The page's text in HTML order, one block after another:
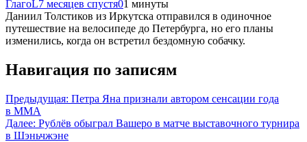
ГлагоL7 месяцев спустя01 минуты
Даниил Толстиков из Иркутска отправился в одиночное
путешествие на велосипеде до Петербурга, но его планы
изменились, когда он встретил бездомную собачку.
Навигация по записям
Предыдущая: Петра Яна признали автором сенсации года
в ММА
Далее: Рублёв обыграл Вашеро в матче выставочного турнира
в Шэньчжэне